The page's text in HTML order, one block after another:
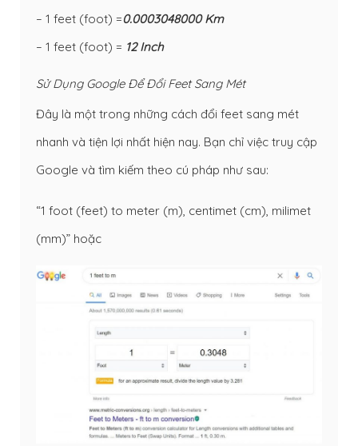
– 1 feet (foot) =0.0003048000 Km
– 1 feet (foot) = 12 Inch
Sử Dụng Google Để Đổi Feet Sang Mét
Đây là một trong những cách đổi feet sang mét
nhanh và tiện lợi nhất hiện nay. Bạn chỉ việc truy cập
Google và tìm kiếm theo cú pháp như sau:
“1 foot (feet) to meter (m), centimet (cm), milimet
(mm)” hoặc